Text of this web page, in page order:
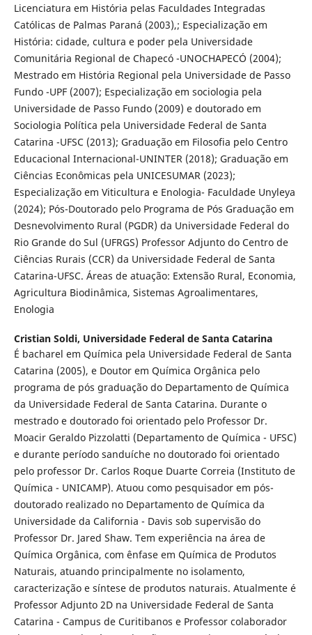
Licenciatura em História pelas Faculdades Integradas
Católicas de Palmas Paraná (2003),; Especialização em
História: cidade, cultura e poder pela Universidade
Comunitária Regional de Chapecó -UNOCHAPECÓ (2004);
Mestrado em História Regional pela Universidade de Passo
Fundo -UPF (2007); Especialização em sociologia pela
Universidade de Passo Fundo (2009) e doutorado em
Sociologia Política pela Universidade Federal de Santa
Catarina -UFSC (2013); Graduação em Filosofia pelo Centro
Educacional Internacional-UNINTER (2018); Graduação em
Ciências Econômicas pela UNICESUMAR (2023);
Especialização em Viticultura e Enologia- Faculdade Unyleya
(2024); Pós-Doutorado pelo Programa de Pós Graduação em
Desnevolvimento Rural (PGDR) da Universidade Federal do
Rio Grande do Sul (UFRGS) Professor Adjunto do Centro de
Ciências Rurais (CCR) da Universidade Federal de Santa
Catarina-UFSC. Áreas de atuação: Extensão Rural, Economia,
Agricultura Biodinâmica, Sistemas Agroalimentares,
Enologia
Cristian Soldi, Universidade Federal de Santa Catarina
É bacharel em Química pela Universidade Federal de Santa
Catarina (2005), e Doutor em Química Orgânica pelo
programa de pós graduação do Departamento de Química
da Universidade Federal de Santa Catarina. Durante o
mestrado e doutorado foi orientado pelo Professor Dr.
Moacir Geraldo Pizzolatti (Departamento de Química - UFSC)
e durante período sanduíche no doutorado foi orientado
pelo professor Dr. Carlos Roque Duarte Correia (Instituto de
Química - UNICAMP). Atuou como pesquisador em pós-
doutorado realizado no Departamento de Química da
Universidade da California - Davis sob supervisão do
Professor Dr. Jared Shaw. Tem experiência na área de
Química Orgânica, com ênfase em Química de Produtos
Naturais, atuando principalmente no isolamento,
caracterização e síntese de produtos naturais. Atualmente é
Professor Adjunto 2D na Universidade Federal de Santa
Catarina - Campus de Curitibanos e Professor colaborador